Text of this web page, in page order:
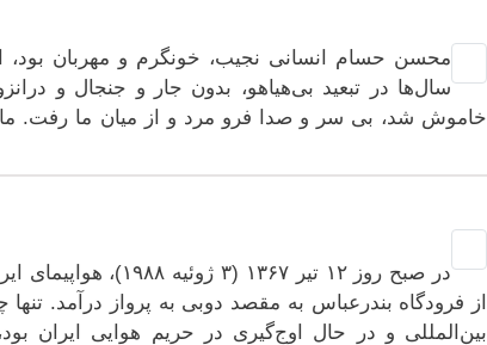
محسن حسام انسانی نجیب، خونگرم و مهربان بود،
سال‌ها در تبعید بی‌هیاهو، بدون جار و جنجال و
خاموش شد، بی سر و صدا فرو مرد و از میان ما رفت.
از فرودگاه بندرعباس به مقصد دوبی به پرواز درآمد.
بین‌المللی و در حال اوج‌گیری در حریم هوایی ایران